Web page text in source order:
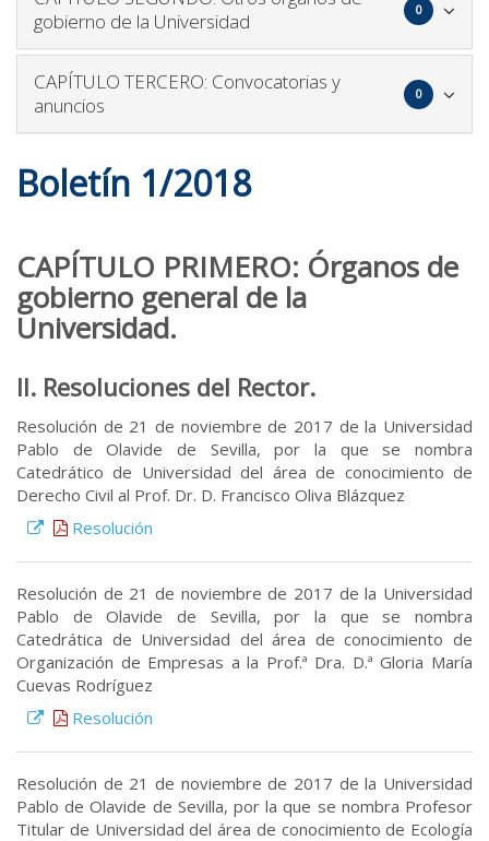
gobierno de la Universidad
0
para
plegar
bloque
CAPÍTULO TERCERO: Convocatorias y
anuncios
0
para
plegar
Boletín 1/2018
CAPÍTULO PRIMERO: Órganos de
gobierno general de la
Universidad.
II. Resoluciones del Rector.
Resolución de 21 de noviembre de 2017 de la Universidad
Pablo de Olavide de Sevilla, por la que se nombra
Catedrático de Universidad del área de conocimiento de
Derecho Civil al Prof. Dr. D. Francisco Oliva Blázquez
Resolución
Resolución de 21 de noviembre de 2017 de la Universidad
Pablo de Olavide de Sevilla, por la que se nombra
Catedrática de Universidad del área de conocimiento de
Organización de Empresas a la Prof.ª Dra. D.ª Gloria María
Cuevas Rodríguez
Resolución
Resolución de 21 de noviembre de 2017 de la Universidad
Pablo de Olavide de Sevilla, por la que se nombra Profesor
Titular de Universidad del área de conocimiento de Ecología